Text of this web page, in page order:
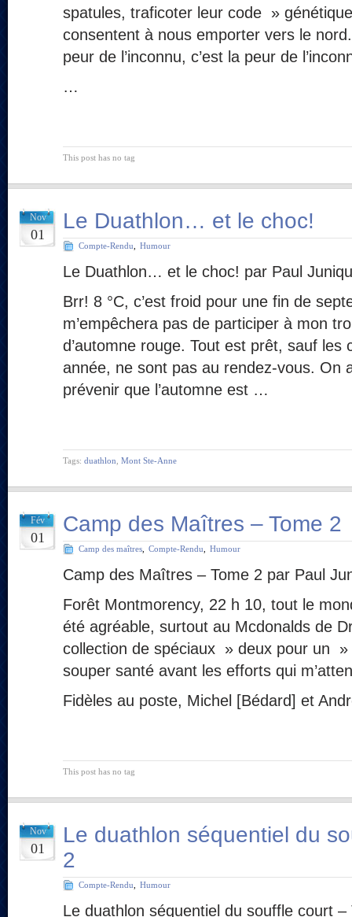
spatules, traficoter leur code »
consentent à nous emporter vers le
peur de l’inconnu, c’est la peur de
…
This post has no tag
Nov
01
Le Duathlon… et le choc!
Compte-Rendu Humour
Le Duathlon… et le choc! par Paul
Brr! 8 °C, c’est froid pour une fin de
m’empêchera pas de participer à mon
d’automne rouge. Tout est prêt, sauf les
année, ne sont pas au rendez-vous. On
prévenir que l’automne est …
Tags: duathlon Mont Ste-Anne
Fév
01
Camp des Maîtres – Tome 2
Camp des maîtres Compte-Rendu Humour
Camp des Maîtres – Tome 2 par Paul
Forêt Montmorency, 22 h 10, tout le
été agréable, surtout au Mcdonalds de
collection de spéciaux » deux pour un »
souper santé avant les efforts qui
Fidèles au poste, Michel [Bédard] et
This post has no tag
Nov
01
Le duathlon séquentiel du
2
Compte-Rendu Humour
Le duathlon séquentiel du souffle court